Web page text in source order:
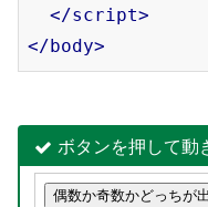
</script>
</ body>
ボタンを押して動